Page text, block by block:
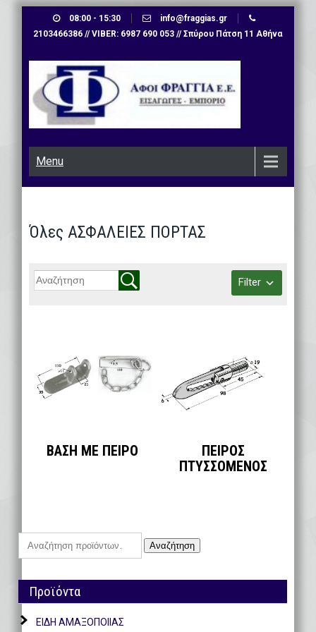
08:00 - 15:30
info@fraggias.gr
2103466386 // VIBER: 6987 690 053 // Σπύρου Πάτση 11 Αθήνα
Menu
Όλες ΑΣΦΑΛΕΙΕΣ ΠΟΡΤΑΣ
Filter
ΒΑΣΗ ΜΕ ΠΕΙΡΟ
ΠΕΙΡΟΣ
ΠΤΥΣΣΟΜΕΝΟΣ
Αναζήτηση
Αναζήτηση
Προϊόντα
ΕΙΔΗ ΑΜΑΞΟΠΟΙΙΑΣ